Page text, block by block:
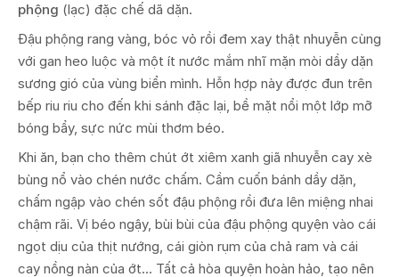
phộng (lạc) đặc chế dã dặn.
Đậu phộng rang vàng, bóc vỏ rồi đem xay thật nhuyễn cùng
với gan heo luộc và một ít nước mắm nhĩ mặn mòi dầy dặn
sương gió của vùng biển mình. Hỗn hợp này được đun trên
bếp riu riu cho đến khi sánh đặc lại, bề mặt nổi một lớp mỡ
bóng bẩy, sực nức mùi thơm béo.
Khi ăn, bạn cho thêm chút ớt xiêm xanh giã nhuyễn cay xè
bùng nổ vào chén nước chấm. Cầm cuốn bánh dầy dặn,
chấm ngập vào chén sốt đậu phộng rồi đưa lên miệng nhai
chậm rãi. Vị béo ngậy, bùi bùi của đậu phộng quyện vào cái
ngọt dịu của thịt nướng, cái giòn rụm của chả ram và cái
cay nồng nàn của ớt... Tất cả hòa quyện hoàn hảo, tạo nên